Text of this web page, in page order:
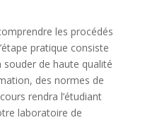
les procédés
pratique consiste
de haute qualité
des normes de
rendra l’étudiant
laboratoire de